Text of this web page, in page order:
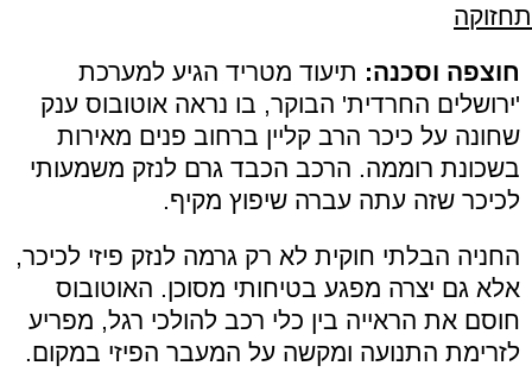
תחזוקה
חוצפה וסכנה: תיעוד מטריד הגיע למערכת
'ירושלים החרדית' הבוקר, בו נראה אוטובוס ענק
שחונה על כיכר הרב קליין ברחוב פנים מאירות
בשכונת רוממה. הרכב הכבד גרם לנזק משמעותי
לכיכר שזה עתה עברה שיפוץ מקיף.
החניה הבלתי חוקית לא רק גרמה לנזק פיזי לכיכר,
אלא גם יצרה מפגע בטיחותי מסוכן. האוטובוס
חוסם את הראייה בין כלי רכב להולכי רגל, מפריע
לזרימת התנועה ומקשה על המעבר הפיזי במקום.